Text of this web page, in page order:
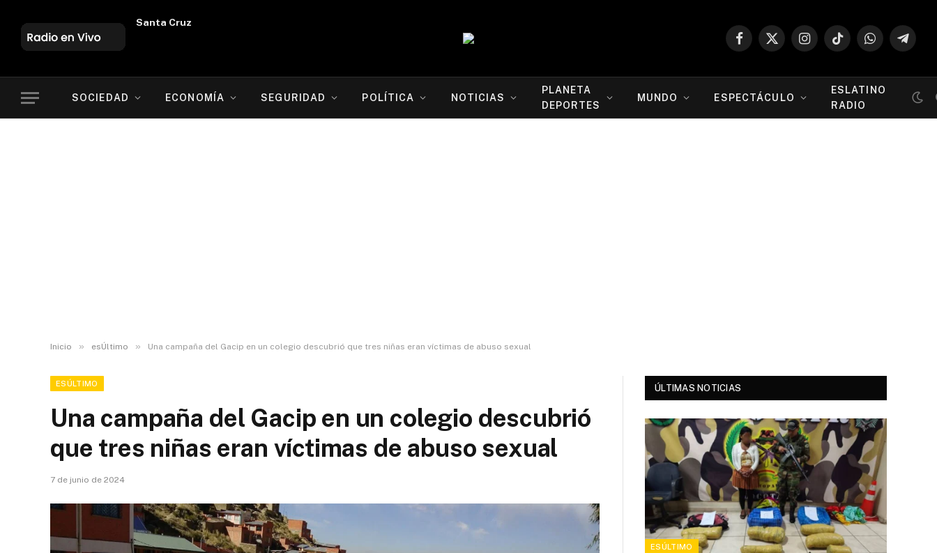
Oruro
Facebook
X
InstagramTikTokWhatsApp
SOCIEDAD ECONOMÍA SEGURIDAD POLÍTICA NOTICIAS
PLANETA
DEPORTES
MUNDO ESPECTÁCULO
ESLATINO
RADIO
Inicio » esÚltimo » Una campaña del Gacip en un colegio descubrió que tres niñas eran víctimas de abuso sexual
ESÚLTIMO
Una campaña del Gacip en un colegio descubrió
que tres niñas eran víctimas de abuso sexual
7 de junio de 2024
ÚLTIMAS NOTICIAS
ESÚLTIMO